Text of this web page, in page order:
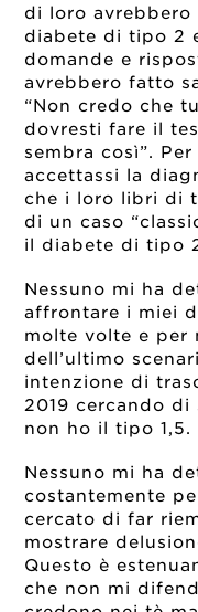
di loro avrebbero
diabete di tipo 2
domande e
avrebbero fatto
“Non credo che
dovresti fare il
sembra così”.
accettassi la
che i loro libri di
di un caso
il diabete di tipo
Nessuno mi ha
affrontare i miei
molte volte e per
dell’ultimo
intenzione di
2019 cercando
non ho il tipo 1,5.
Nessuno mi ha
costantemente
cercato di far
mostrare
Questo è
che non mi